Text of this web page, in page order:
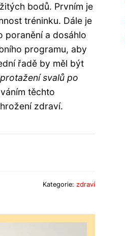
bodů. Prvním je
tréninku. Dále je
poranění a dosáhlo
programu, aby
řadě by měl být
svalů po
těchto
zdraví.
Kategorie: zdraví